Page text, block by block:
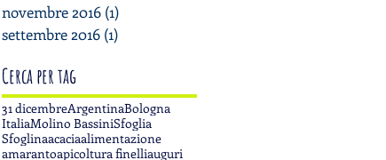
novembre 2016 (1)
settembre 2016 (1)
Cerca per tag
31 dicembreArgentinaBologna
ItaliaMolino BassiniSfoglia
Sfoglinaacaciaalimentazione
amarantoapicoltura finelliauguri